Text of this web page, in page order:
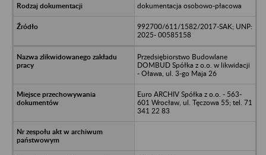
dokumentacja osobowo-płacowa
992700/611/1582/2017-SAK; UNP:
2025- 00585158
Przedsiębiorstwo Budowlane
DOMBUD Spółka z o.o. w likwidacji
- Oława, ul. 3-go Maja 26
Euro ARCHIV Spółka z o.o. - 563-
601 Wrocław, ul. Tęczowa 55; tel. 71
341 22 83